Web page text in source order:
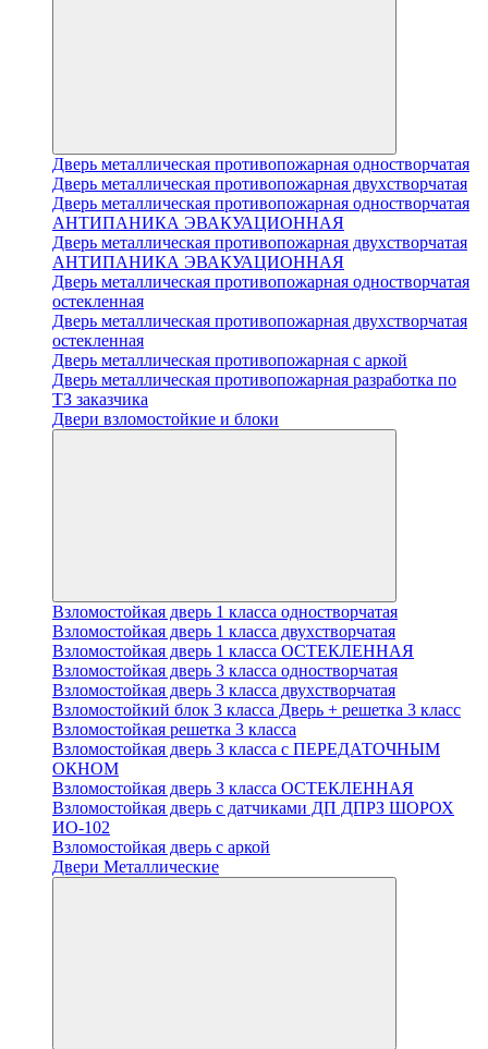
Дверь металлическая противопожарная одностворчатая
Дверь металлическая противопожарная двухстворчатая
Дверь металлическая противопожарная одностворчатая
АНТИПАНИКА ЭВАКУАЦИОННАЯ
Дверь металлическая противопожарная двухстворчатая
АНТИПАНИКА ЭВАКУАЦИОННАЯ
Дверь металлическая противопожарная одностворчатая
остекленная
Дверь металлическая противопожарная двухстворчатая
остекленная
Дверь металлическая противопожарная с аркой
Дверь металлическая противопожарная разработка по
ТЗ заказчика
Двери взломостойкие и блоки
Взломостойкая дверь 1 класса одностворчатая
Взломостойкая дверь 1 класса двухстворчатая
Взломостойкая дверь 1 класса ОСТЕКЛЕННАЯ
Взломостойкая дверь 3 класса одностворчатая
Взломостойкая дверь 3 класса двухстворчатая
Взломостойкий блок 3 класса Дверь + решетка 3 класс
Взломостойкая решетка 3 класса
Взломостойкая дверь 3 класса с ПЕРЕДАТОЧНЫМ
ОКНОМ
Взломостойкая дверь 3 класса ОСТЕКЛЕННАЯ
Взломостойкая дверь с датчиками ДП ДПРЗ ШОРОХ
ИО-102
Взломостойкая дверь с аркой
Двери Металлические